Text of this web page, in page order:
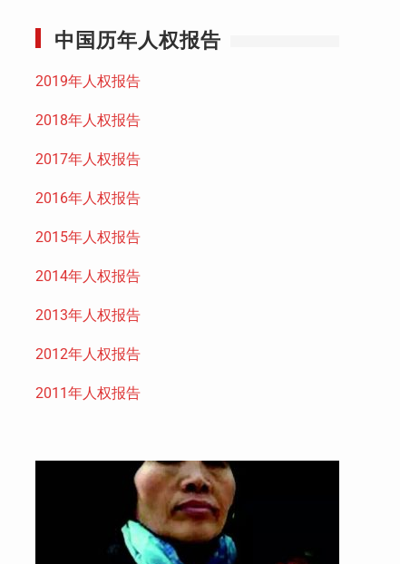
中国历年人权报告
2019年人权报告
2018年人权报告
2017年人权报告
2016年人权报告
2015年人权报告
2014年人权报告
2013年人权报告
2012年人权报告
2011年人权报告